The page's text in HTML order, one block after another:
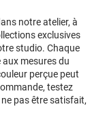
notre atelier, à
exclusives
studio. Chaque
mesures du
perçue peut
testez
pas être satisfait,